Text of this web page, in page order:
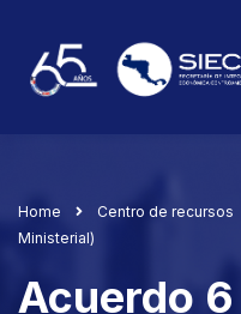
Home Centro de recursos
Ministerial)
Acuerdo 6